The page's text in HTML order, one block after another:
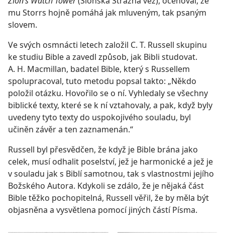
mu Storrs hojně pomáhá jak mluveným, tak psaným
slovem.
Ve svých osmnácti letech založil C. T. Russell skupinu
ke studiu Bible a zavedl způsob, jak Bibli studovat.
A. H. Macmillan, badatel Bible, který s Russellem
spolupracoval, tuto metodu popsal takto: „Někdo
položil otázku. Hovořilo se o ní. Vyhledaly se všechny
biblické texty, které se k ní vztahovaly, a pak, když byly
uvedeny tyto texty do uspokojivého souladu, byl
učiněn závěr a ten zaznamenán.“
Russell byl přesvědčen, že když je Bible brána jako
celek, musí odhalit poselství, jež je harmonické a jež je
v souladu jak s Biblí samotnou, tak s vlastnostmi jejího
Božského Autora. Kdykoli se zdálo, že je nějaká část
Bible těžko pochopitelná, Russell věřil, že by měla být
objasněna a vysvětlena pomocí jiných částí Písma.